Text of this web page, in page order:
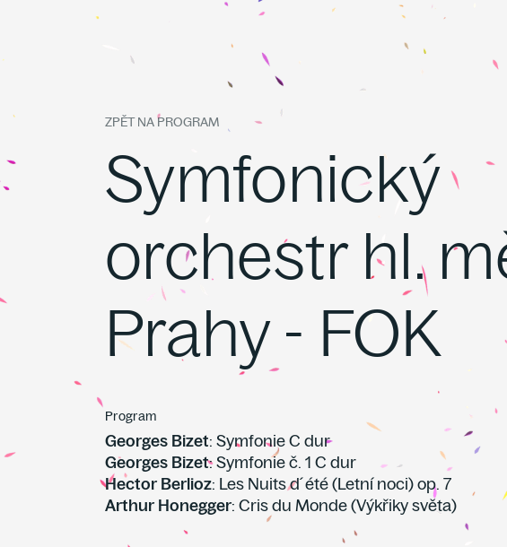
ZPĚT NA PROGRAM
Symfonický
orchestr hl.
Prahy - FOK
Program
Georges Bizet: Symfonie C dur
Georges Bizet: Symfonie č. 1 C dur
Hector Berlioz: Les Nuits d´été (Letní noci) op. 7
Arthur Honegger: Cris du Monde (Výkřiky světa)